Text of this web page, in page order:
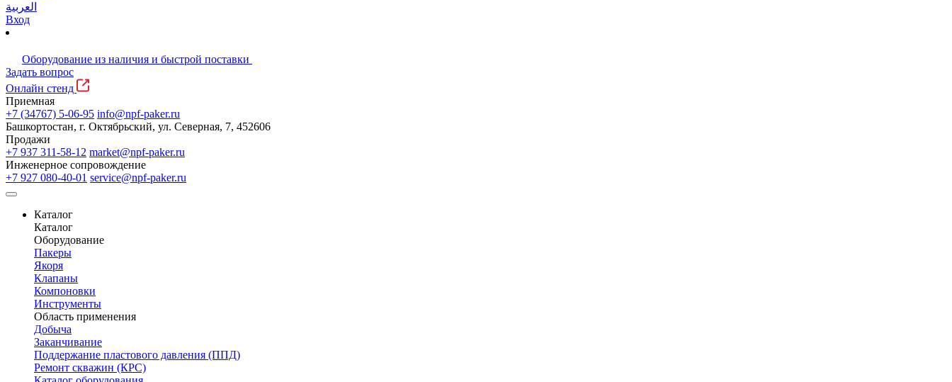
العربية
Вход
Оборудование из наличия и быстрой поставки
Задать вопрос
Онлайн стенд
Приемная
+7 (34767) 5-06-95 info@npf-paker.ru
Башкортостан, г. Октябрьский, ул. Северная, 7, 452606
Продажи
+7 937 311-58-12 market@npf-paker.ru
Инженерное сопровождение
+7 927 080-40-01 service@npf-paker.ru
Каталог
Каталог
Оборудование
Пакеры
Якоря
Клапаны
Компоновки
Инструменты
Область применения
Добыча
Заканчивание
Поддержание пластового давления (ППД)
Ремонт скважин (КРС)